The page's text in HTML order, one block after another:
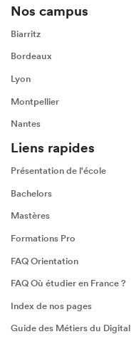
Nos campus
Biarritz
Bordeaux
Lyon
Montpellier
Nantes
Liens rapides
Présentation de l'école
Bachelors
Mastères
Formations Pro
FAQ Orientation
FAQ Où étudier en France ?
Index de nos pages
Guide des Métiers du Digital